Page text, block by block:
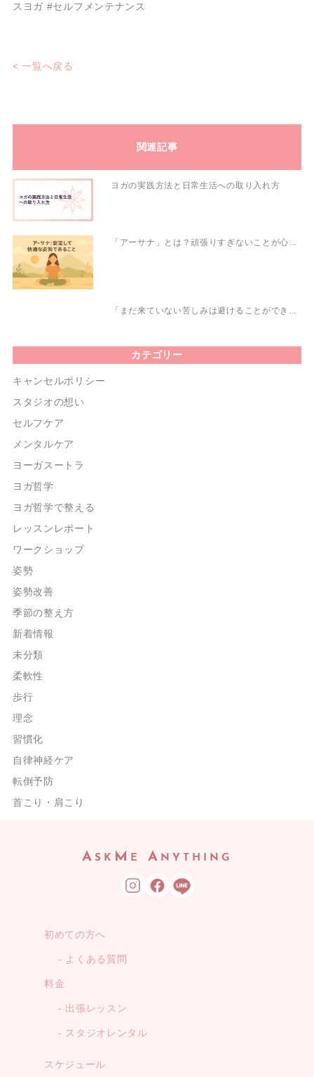
スヨガ #セルフメンテナンス
< 一覧へ戻る
関連記事
ヨガの実践方法と日常生活への取り入れ方
「アーサナ」とは？頑張りすぎないことが心...
「まだ来ていない苦しみは避けることができ...
カテゴリー
キャンセルポリシー
スタジオの想い
セルフケア
メンタルケア
ヨーガスートラ
ヨガ哲学
ヨガ哲学で整える
レッスンレポート
ワークショップ
姿勢
姿勢改善
季節の整え方
新着情報
未分類
柔軟性
歩行
理念
習慣化
自律神経ケア
転倒予防
首こり・肩こり
A SK M E A NYTHING
初めての方へ
よくある質問
料金
出張レッスン
スタジオレンタル
スケジュール